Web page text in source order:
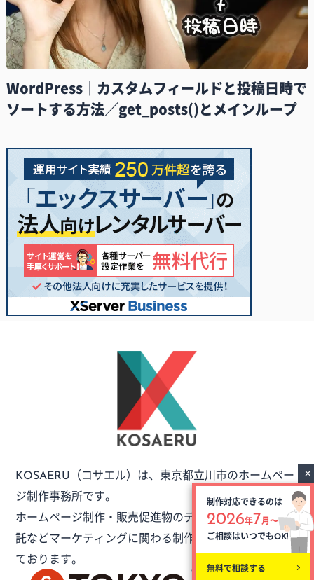
WordPress｜カスタムフィールドと投稿日時で
ソートする方法／get_posts()とメインループ
KOSAERU （コサエル）は、 東京都立川市のホームペー
ジ制作事務所です。
ホームページ制作・販売促進物のデザイン・外注制作委
託などマーケティングに関わる制作のご依頼をお受けし
ております。
制作対応できるのは
2026年7月〜
ご相談はいつでもOK!
無料で相談する